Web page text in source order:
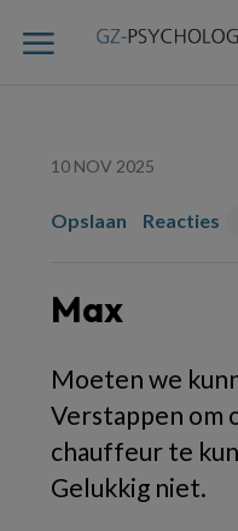
10 NOV 2025
Opslaan Reacties
Max
Moeten we
Verstappen om
chauffeur te
Gelukkig niet.